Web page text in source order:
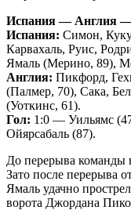
Испания — Англия —
Испания: Симон,
Карвахаль, Руис,
Ямаль (Мерино, 89),
Англия: Пикфорд,
(Палмер, 70), Сака,
(Уоткинс, 61).
Гол: 1:0 — Уильямс
Ойярсабаль (87).
До перерыва команды
Зато после перерыва
Ямаль удачно
ворота Джордана